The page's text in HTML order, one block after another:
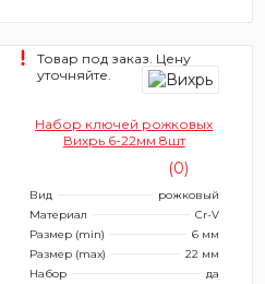
Товар под заказ. Цену
уточняйте.
Набор ключей рожковых
Вихрь 6-22мм 8шт
(0)
Вид
рожковый
Материал
Cr-V
Размер (min)
6 мм
Размер (max)
22 мм
Набор
да